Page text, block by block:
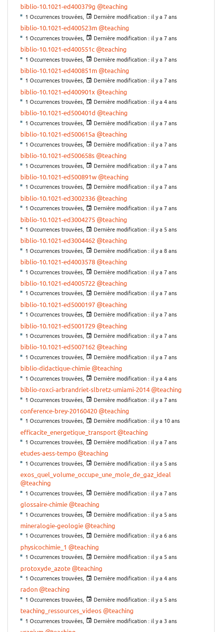
biblio-10.1021-ed400379g @teaching
1 Occurrences trouvées, Dernière modification : il y a 7 ans
biblio-10.1021-ed400523m@teaching
1 Occurrences trouvées, Dernière modification : il y a 7 ans
biblio-10.1021-ed400551c@teaching
1 Occurrences trouvées, Dernière modification : il y a 7 ans
biblio-10.1021-ed400851m@teaching
1 Occurrences trouvées, Dernière modification : il y a 7 ans
biblio-10.1021-ed400901x @teaching
1 Occurrences trouvées, Dernière modification : il y a 4 ans
biblio-10.1021-ed500401d @teaching
1 Occurrences trouvées, Dernière modification : il y a 7 ans
biblio-10.1021-ed500615a @teaching
1 Occurrences trouvées, Dernière modification : il y a 7 ans
biblio-10.1021-ed500658s@teaching
1 Occurrences trouvées, Dernière modification : il y a 7 ans
biblio-10.1021-ed500891w@teaching
1 Occurrences trouvées, Dernière modification : il y a 7 ans
biblio-10.1021-ed3002336@teaching
1 Occurrences trouvées, Dernière modification : il y a 7 ans
biblio-10.1021-ed3004275@teaching
1 Occurrences trouvées, Dernière modification : il y a 5 ans
biblio-10.1021-ed3004462 @teaching
1 Occurrences trouvées, Dernière modification : il y a 8 ans
biblio-10.1021-ed4003578@teaching
1 Occurrences trouvées, Dernière modification : il y a 7 ans
biblio-10.1021-ed4005722 @teaching
1 Occurrences trouvées, Dernière modification : il y a 7 ans
biblio-10.1021-ed5000197@teaching
1 Occurrences trouvées, Dernière modification : il y a 7 ans
biblio-10.1021-ed5001729@teaching
1 Occurrences trouvées, Dernière modification : il y a 7 ans
biblio-10.1021-ed5007162@teaching
1 Occurrences trouvées, Dernière modification : il y a 7 ans
biblio-didactique-chimie@teaching
1 Occurrences trouvées, Dernière modification : il y a 4 ans
biblio-roxci-arbrandriet-slbretz-umiami-2014@teaching
1 Occurrences trouvées, Dernière modification : il y a 7 ans
conference-brey-20160420@teaching
1 Occurrences trouvées, Dernière modification : il y a 10 ans
efficacite_energetique_transport@teaching
1 Occurrences trouvées, Dernière modification : il y a 7 ans
etudes-aess-tempo @teaching
1 Occurrences trouvées, Dernière modification : il y a 5 ans
exos_quel_volume_occupe_une_mole_de_gaz_ideal
@teaching
1 Occurrences trouvées, Dernière modification : il y a 7 ans
glossaire-chimie@teaching
1 Occurrences trouvées, Dernière modification : il y a 5 ans
mineralogie-geologie@teaching
1 Occurrences trouvées, Dernière modification : il y a 6 ans
physicochimie_1 @teaching
1 Occurrences trouvées, Dernière modification : il y a 5 ans
protoxyde_azote@teaching
1 Occurrences trouvées, Dernière modification : il y a 4 ans
radon@teaching
1 Occurrences trouvées, Dernière modification : il y a 5 ans
teaching_ressources_videos@teaching
1 Occurrences trouvées, Dernière modification : il y a 3 ans